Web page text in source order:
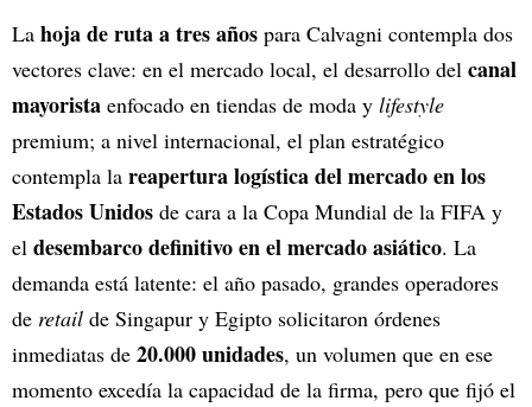
La hoja de ruta a tres años para Calvagni contempla dos
vectores clave: en el mercado local, el desarrollo del canal
mayorista enfocado en tiendas de moda y lifestyle
premium; a nivel internacional, el plan estratégico
contempla la reapertura logística del mercado en los
Estados Unidos de cara a la Copa Mundial de la FIFA y
el desembarco definitivo en el mercado asiático. La
demanda está latente: el año pasado, grandes operadores
de retail de Singapur y Egipto solicitaron órdenes
inmediatas de 20.000 unidades, un volumen que en ese
momento excedía la capacidad de la firma, pero que fijó el